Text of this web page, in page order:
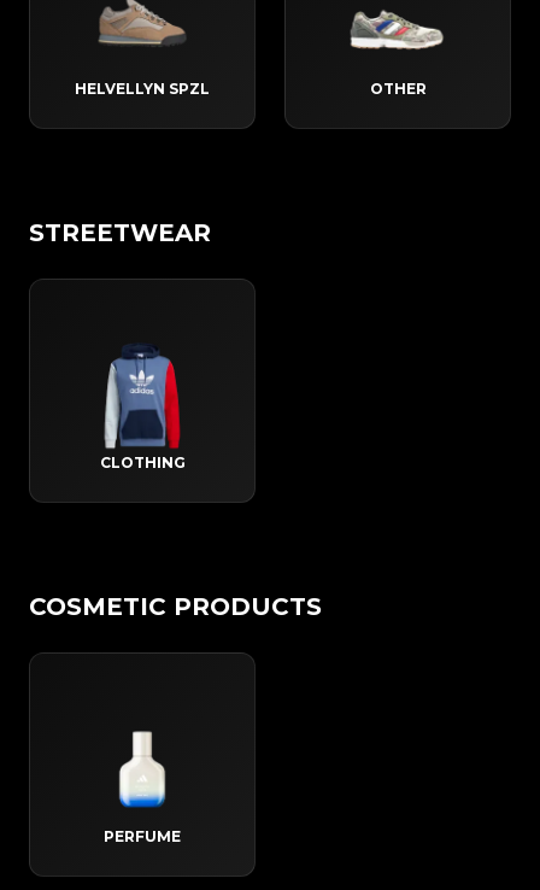
HELVELLYN SPZL OTHER
STREETWEAR
CLOTHING
COSMETIC PRODUCTS
PERFUME